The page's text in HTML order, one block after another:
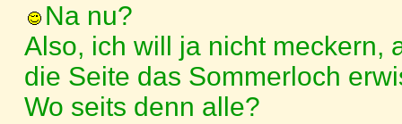
Na nu?
Also, ich will ja nicht meckern,
die Seite das Sommerloch
Wo seits denn alle?